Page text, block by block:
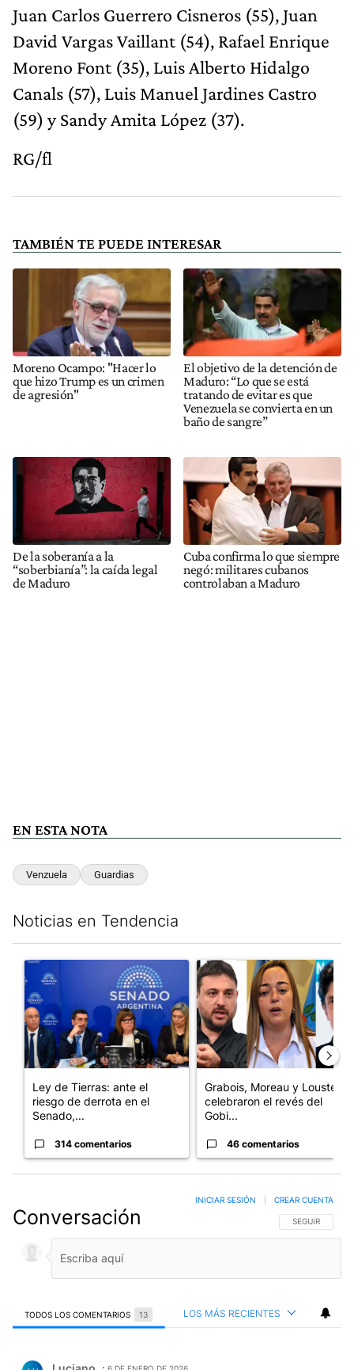
Juan Carlos Guerrero Cisneros (55), Juan
David Vargas Vaillant (54), Rafael Enrique
Moreno Font (35), Luis Alberto Hidalgo
Canals (57), Luis Manuel Jardines Castro
(59) y Sandy Amita López (37).
RG/fl
TAMBIÉN TE PUEDE INTERESAR
Moreno Ocampo: "Hacer lo
que hizo Trump es un crimen
de agresión"
El objetivo de la detención de
Maduro: “Lo que se está
tratando de evitar es que
Venezuela se convierta en un
baño de sangre”
De la soberanía a la
“soberbianía”: la caída legal
de Maduro
Cuba confirma lo que siempre
negó: militares cubanos
controlaban a Maduro
EN ESTA NOTA
Venzuela Guardias
Noticias en Tendencia
Un artículo de tendencia con el título "Ley de Tierras: ante el
Ley de Tierras: ante el
riesgo de derrota en el
Senado,...
314 comentarios
Un artículo de tendencia con
Grabois, Moreau y Lousteau
celebraron el revés del
Gobi...
46 comentarios
Conversación SIGA ESTA
SEGUIR
INICIAR SESIÓN CREAR CUENTA
TODOS LOS COMENTARIOS 13 LOS MÁS RECIENTES